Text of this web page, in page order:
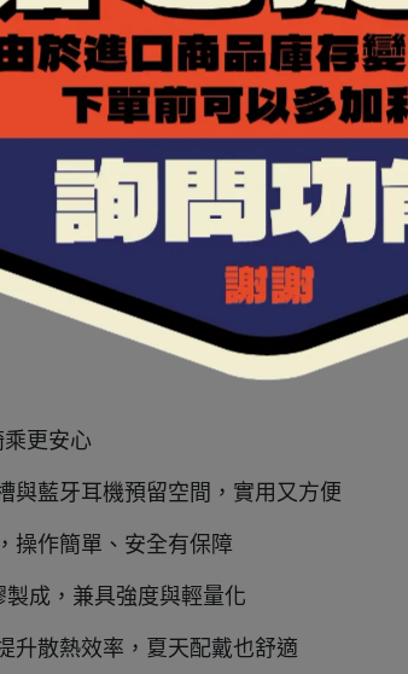
更安心
藍牙耳機預留空間，實用又方便
操作簡單、安全有保障
成，兼具強度與輕量化
升散熱效率，夏天配戴也舒適